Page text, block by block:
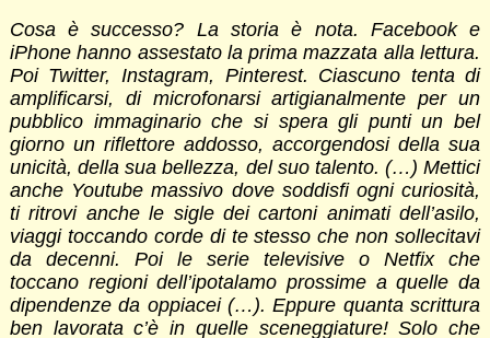
Cosa è successo? La storia è nota. Facebook e
iPhone hanno assestato la prima mazzata alla lettura.
Poi Twitter, Instagram, Pinterest. Ciascuno tenta di
amplificarsi, di microfonarsi artigianalmente per un
pubblico immaginario che si spera gli punti un bel
giorno un riflettore addosso, accorgendosi della sua
unicità, della sua bellezza, del suo talento. (…) Mettici
anche Youtube massivo dove soddisfi ogni curiosità,
ti ritrovi anche le sigle dei cartoni animati dell’asilo,
viaggi toccando corde di te stesso che non sollecitavi
da decenni. Poi le serie televisive o Netfix che
toccano regioni dell’ipotalamo prossime a quelle da
dipendenze da oppiacei (…). Eppure quanta scrittura
ben lavorata c’è in quelle sceneggiature! Solo che